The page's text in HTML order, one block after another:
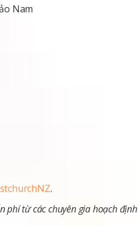
Nam
.
phí từ các chuyên gia hoạch